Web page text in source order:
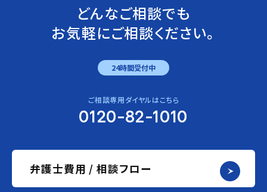
どんなご相談でも
お気軽にご相談ください。
24時間受付中
ご相談専用ダイヤルはこちら
0120-82-1010
弁護士費用 / 相談フロー